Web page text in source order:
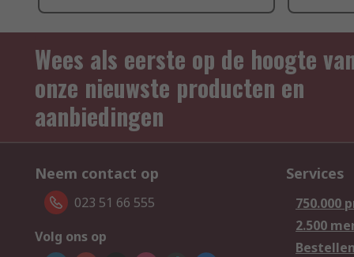
Wees als eerste op de hoogte
onze nieuwste producten en
aanbiedingen
Neem contact op
023 51 66 555
Volg ons op
Services
750.000
2.500
Bestellen